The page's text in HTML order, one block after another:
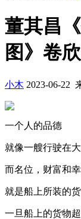
董其昌
图》卷
小木 2023-06-22
一个人的品德
就像一艘行驶在
而名位，财富和
就是船上所装的
一旦船上的货物